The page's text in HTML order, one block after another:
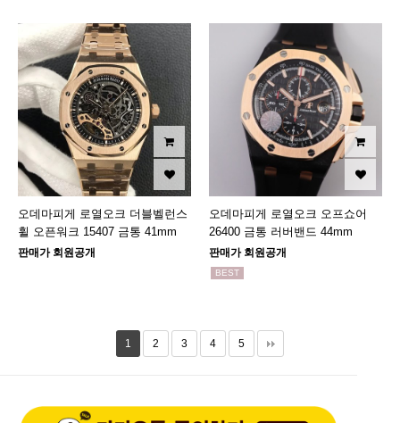
오데마피게 로열오크 더블벨런스
휠 오픈워크 15407 금통 41mm
판매가 회원공개
오데마피게 로열오크 오프쇼어
26400 금통 러버밴드 44mm
판매가 회원공개
BEST
1 2 3 4 5